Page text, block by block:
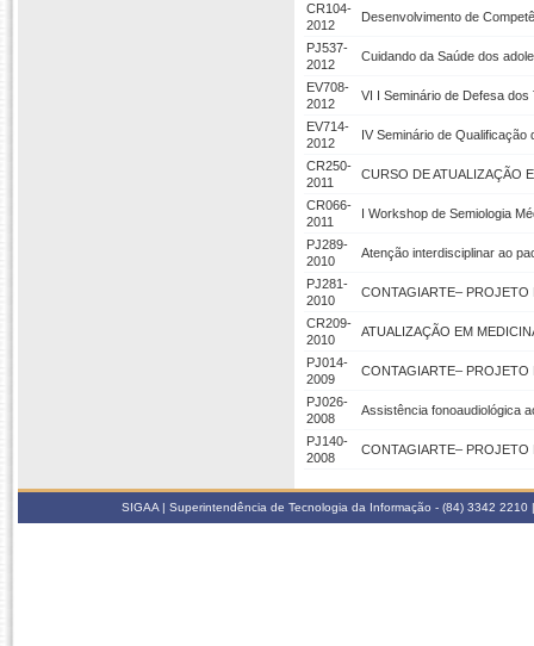
CR104-
2012
Desenvolvimento de
PJ537-
2012
Cuidando da Saúde dos
EV708-
2012
VI I Seminário de Defesa
EV714-
2012
IV Seminário de
CR250-
2011
CURSO DE ATUALIZAÇÃO
CR066-
2011
I Workshop de Semiologia
PJ289-
2010
Atenção interdisciplinar ao
PJ281-
2010
CONTAGIARTE– PROJETO
CR209-
2010
ATUALIZAÇÃO EM
PJ014-
2009
CONTAGIARTE– PROJETO
PJ026-
2008
Assistência fonoaudiológica
PJ140-
2008
CONTAGIARTE– PROJETO
SIGAA | Superintendência de Tecnologia da Informação - (84) 3342